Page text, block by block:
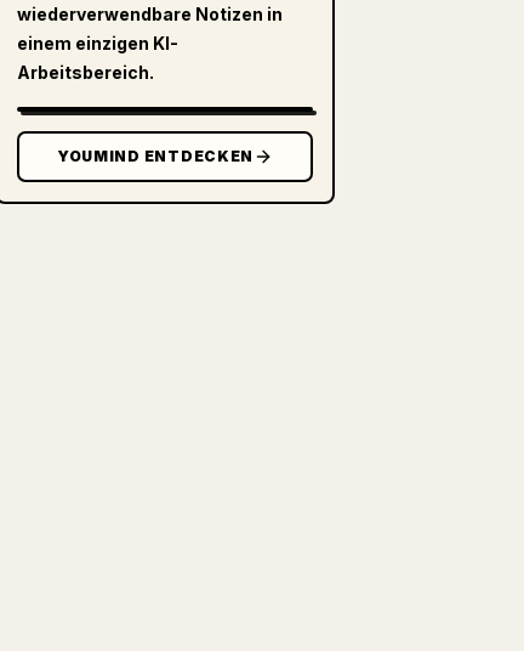
wiederverwendbare Notizen in
einem einzigen KI-
Arbeitsbereich.
YOUMIND ENTDECKEN